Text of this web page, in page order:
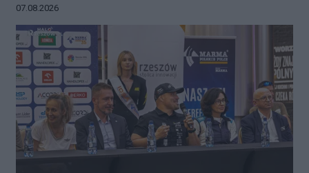
Data dodania galerii:
07.08.2026